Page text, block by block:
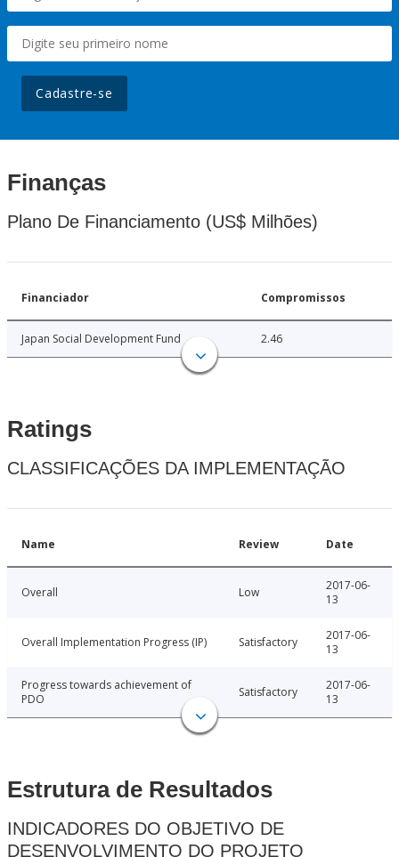
Cadastre-se
Finanças
Plano De Financiamento (US$ Milhões)
Financiador Compromissos
Japan Social Development Fund 2.46
Ratings
CLASSIFICAÇÕES DA IMPLEMENTAÇÃO
Name Review Date
Overall Low
2017-06-
13
Overall Implementation Progress (IP) Satisfactory
2017-06-
13
Progress towards achievement of
PDO
Satisfactory
2017-06-
13
Estrutura de Resultados
INDICADORES DO OBJETIVO DE
DESENVOLVIMENTO DO PROJETO